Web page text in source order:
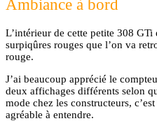
Ambiance à bord
L’intérieur de cette petite 308
surpiqûres rouges que l’on va
rouge.
J’ai beaucoup apprécié le
deux affichages différents selon
mode chez les constructeurs,
agréable à entendre.